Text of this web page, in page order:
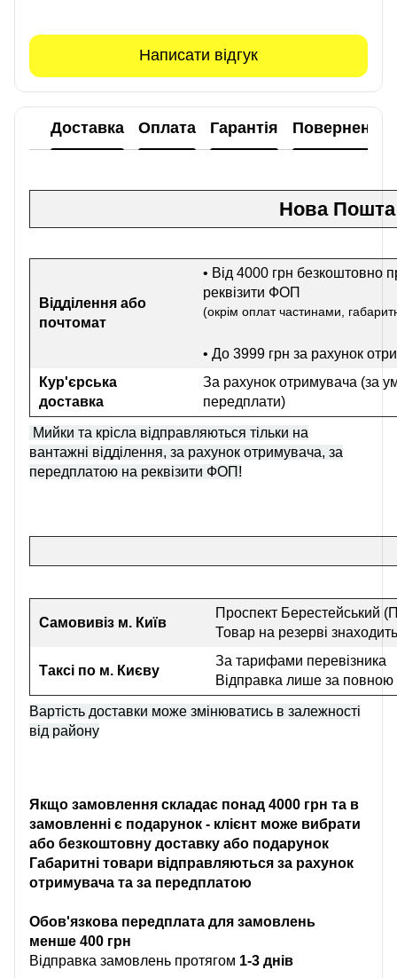
Написати відгук
Доставка Оплата Гарантія Повернення
Нова Пошта
Відділення або
почтомат
• Від 4000 грн безкоштовно
реквізити ФОП
(окрім оплат частинами,
• До 3999 грн за рахунок
Кур'єрська
доставка
За рахунок отримувача (за
передплати)
Мийки та крісла відправляються тільки на
вантажні відділення, за рахунок отримувача, за
передплатою на реквізити ФОП!
Самовивіз м. Київ
Проспект Берестейський
Товар на резерві
Таксі по м. Києву
За тарифами перевізника
Відправка лише за
Вартість доставки може змінюватись в залежності
від району
Якщо замовлення складає понад 4000 грн та в
замовленні є подарунок - клієнт може вибрати
або безкоштовну доставку або подарунок
Габаритні товари відправляються за рахунок
отримувача та за передплатою
Обов'язкова передплата для замовлень
менше 400 грн
Відправка замовлень протягом 1-3 днів